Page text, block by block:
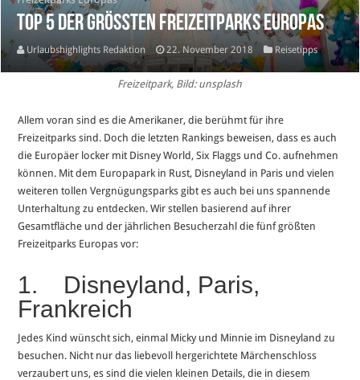
Top 5 der größten Freizeitparks Europas
Urlaubshighlights Redaktion 22. November 2018 Reisetipps
Freizeitpark, Bild: unsplash
Allem voran sind es die Amerikaner, die berühmt für ihre
Freizeitparks sind. Doch die letzten Rankings beweisen, dass es auch
die Europäer locker mit Disney World, Six Flaggs und Co. aufnehmen
können. Mit dem Europapark in Rust, Disneyland in Paris und vielen
weiteren tollen Vergnügungsparks gibt es auch bei uns spannende
Unterhaltung zu entdecken. Wir stellen basierend auf ihrer
Gesamtfläche und der jährlichen Besucherzahl die fünf größten
Freizeitparks Europas vor:
1. Disneyland, Paris,
Frankreich
Jedes Kind wünscht sich, einmal Micky und Minnie im Disneyland zu
besuchen. Nicht nur das liebevoll hergerichtete Märchenschloss
verzaubert uns, es sind die vielen kleinen Details, die in diesem